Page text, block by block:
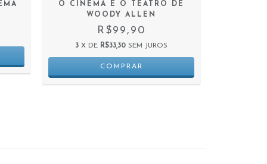
O CINEMA E O TEATRO DE
WOODY ALLEN
R$99,90
3 X DE R$33,30 SEM JUROS